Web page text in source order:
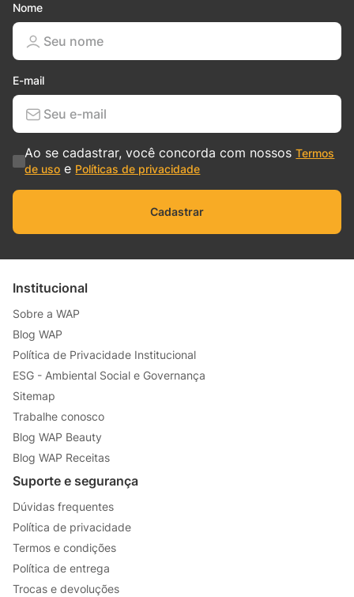
Nome
E-mail
Ao se cadastrar, você concorda com nossosTermos
de uso e Políticas de privacidade
Cadastrar
Institucional
Sobre a WAP
Blog WAP
Política de Privacidade Institucional
ESG - Ambiental Social e Governança
Sitemap
Trabalhe conosco
Blog WAP Beauty
Blog WAP Receitas
Suporte e segurança
Dúvidas frequentes
Política de privacidade
Termos e condições
Política de entrega
Trocas e devoluções